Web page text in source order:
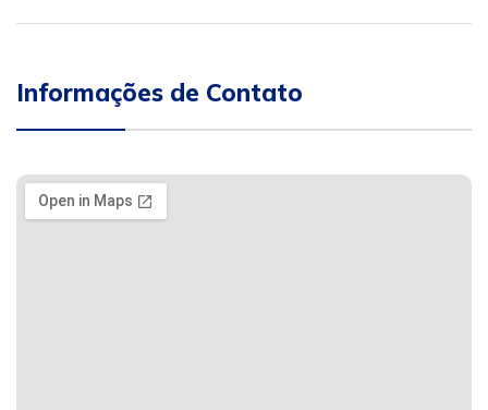
Informações de Contato